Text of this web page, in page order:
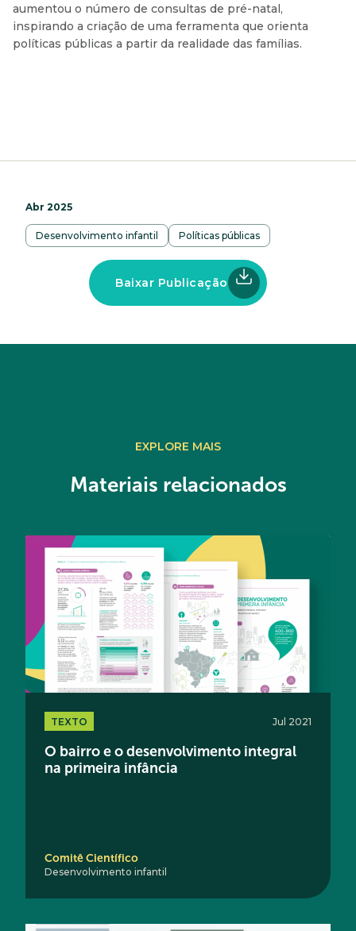
aumentou o número de consultas de pré-natal,
inspirando a criação de uma ferramenta que orienta
políticas públicas a partir da realidade das famílias.
Abr 2025
Desenvolvimento infantil Políticas públicas
Baixar Publicação
EXPLORE MAIS
Materiais relacionados
TEXTO Jul 2021
O bairro e o desenvolvimento integral
na primeira infância
Comitê Científico
Desenvolvimento infantil